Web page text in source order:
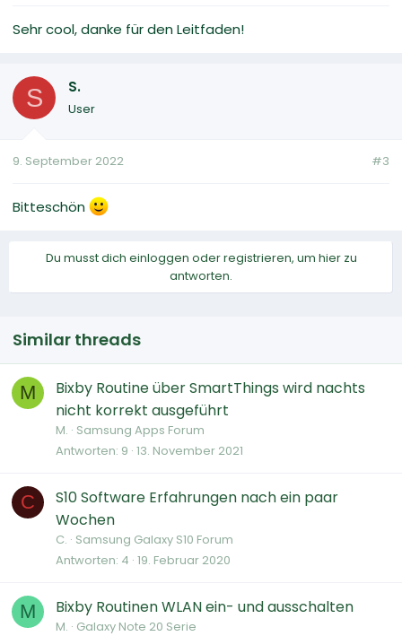
Sehr cool, danke für den Leitfaden!
S S.
User
9. September 2022 #3
Bitteschön
Du musst dich einloggen oder registrieren, um hier zu
antworten.
Similar threads
M
Bixby Routine über SmartThings wird nachts
nicht korrekt ausgeführt
M. Samsung Apps Forum
Antworten 9 13. November 2021
C
S10 Software Erfahrungen nach ein paar
Wochen
C. Samsung Galaxy S10 Forum
Antworten 4 19. Februar 2020
M Bixby Routinen WLAN ein- und ausschalten
M. Galaxy Note 20 Serie